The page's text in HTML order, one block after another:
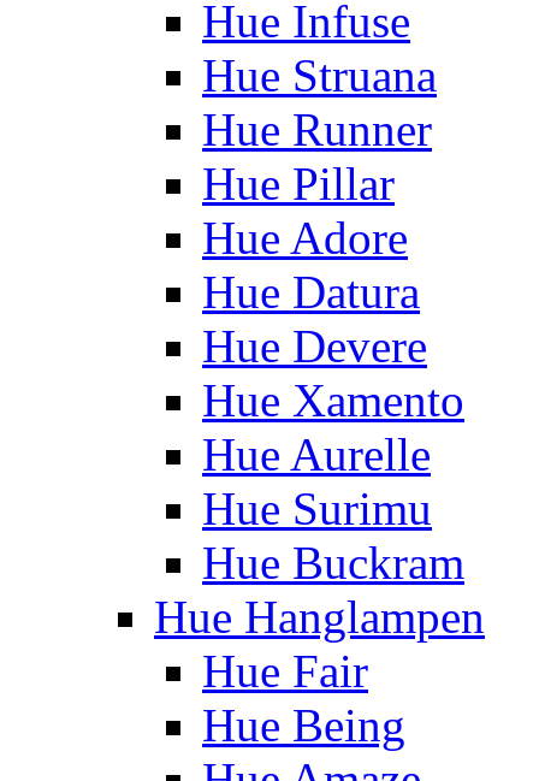
Hue Infuse
Hue Struana
Hue Runner
Hue Pillar
Hue Adore
Hue Datura
Hue Devere
Hue Xamento
Hue Aurelle
Hue Surimu
Hue Buckram
Hue Hanglampen
Hue Fair
Hue Being